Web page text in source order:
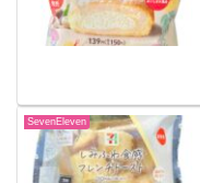
SevenEleven